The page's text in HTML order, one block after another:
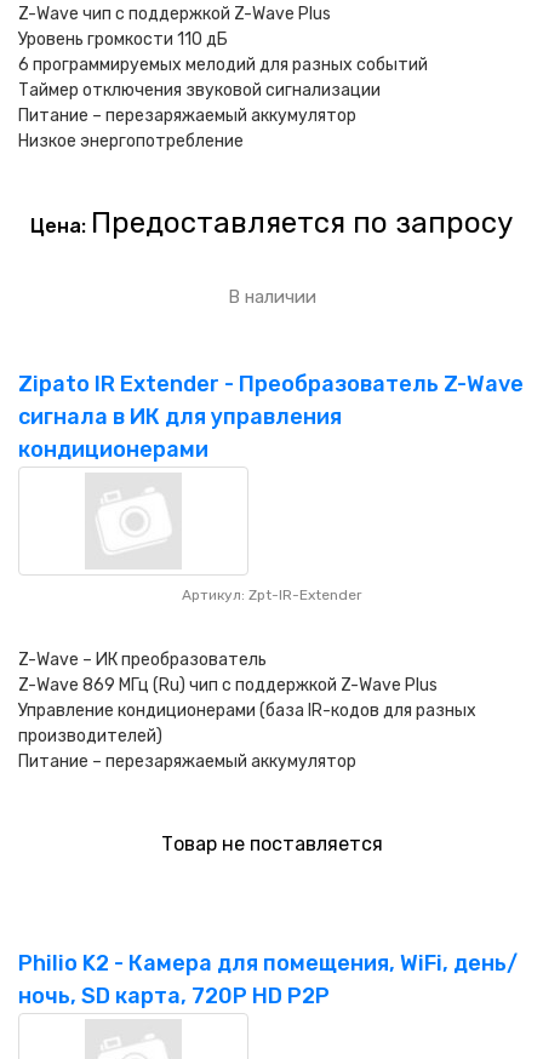
Z-Wave чип с поддержкой Z-Wave Plus
Уровень громкости 110 дБ
6 программируемых мелодий для разных событий
Таймер отключения звуковой сигнализации
Питание – перезаряжаемый аккумулятор
Низкое энергопотребление
Цена: Предоставляется по запросу
В наличии
Zipato IR Extender - Преобразователь Z-Wave
сигнала в ИК для управления
кондиционерами
Артикул: Zpt-IR-Extender
Z-Wave – ИК преобразователь
Z-Wave 869 МГц (Ru) чип с поддержкой Z-Wave Plus
Управление кондиционерами (база IR-кодов для разных
производителей)
Питание – перезаряжаемый аккумулятор
Товар не поставляется
Philio K2 - Камера для помещения, WiFi, день/
ночь, SD карта, 720P HD P2P